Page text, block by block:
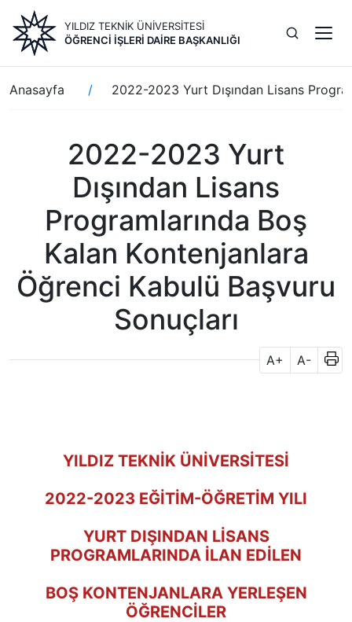
içeriğe
atla
YILDIZ TEKNİK ÜNİVERSİTESİ
ÖĞRENCI İŞLERI DAIRE BAŞKANLIĞI
Sayfa
yolu
Anasayfa 2022-2023 Yurt Dışından Lisans
2022-2023 Yurt
Dışından Lisans
Programlarında Boş
Kalan Kontenjanlara
Öğrenci Kabulü Başvuru
Sonuçları
A+ A-
YILDIZ TEKNİK ÜNİVERSİTESİ
2022-2023 EĞİTİM-ÖĞRETİM YILI
YURT DIŞINDAN LİSANS
PROGRAMLARINDA İLAN EDİLEN
BOŞ KONTENJANLARA YERLEŞEN
ÖĞRENCİLER